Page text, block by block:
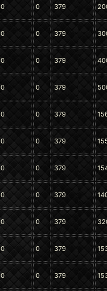
0 0 379
0 0 379
0 0 379
0 0 379
0 0 379
0 0 379
0 0 379
0 0 379
0 0 379
0 0 379
0 0 379